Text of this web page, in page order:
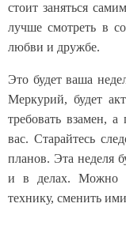
стоит заняться
лучше смотреть в
любви и дружбе.
Это будет ваша
Меркурий, будет
требовать взамен,
вас. Старайтесь
планов. Эта неделя
и в делах. Можно
технику, сменить